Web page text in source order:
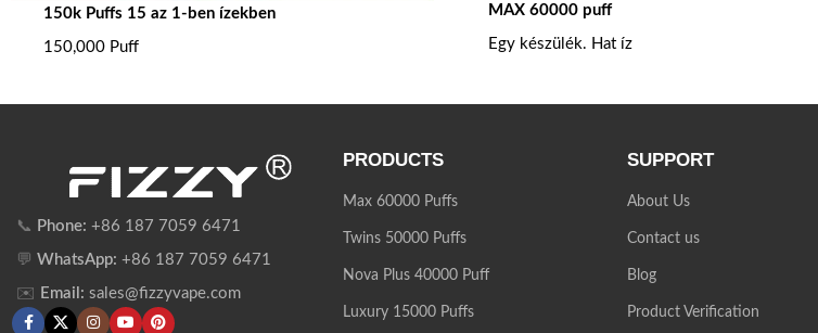
150k Puffs 15 az 1-ben ízekben
150,000 Puff
MAX 60000 puff
Egy készülék. Hat íz
📞 Phone: +86 187 7059 6471
💬 WhatsApp: +86 187 7059 6471
✉️ Email: sales@fizzyvape.com
PRODUCTS
Max 60000 Puffs
Twins 50000 Puffs
Nova Plus 40000 Puff
Luxury 15000 Puffs
SUPPORT
About Us
Contact us
Blog
Product Verification